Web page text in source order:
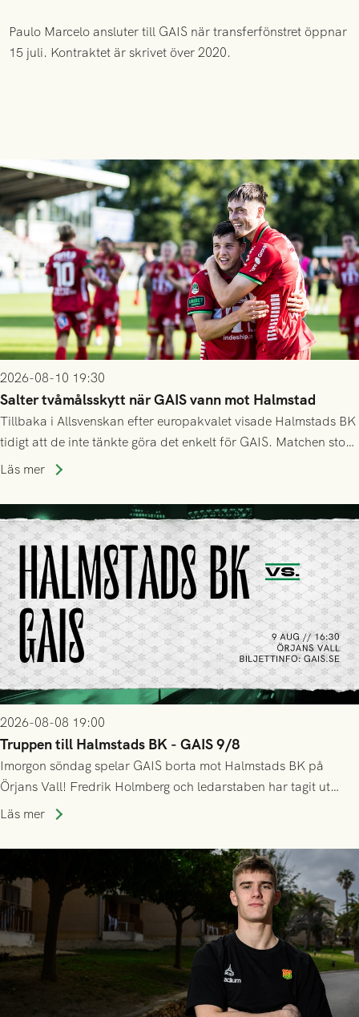
Paulo Marcelo ansluter till GAIS när transferfönstret öppnar
15 juli. Kontraktet är skrivet över 2020.
2026-08-10 19:30
Salter tvåmålsskytt när GAIS vann mot Halmstad
Tillbaka i Allsvenskan efter europakvalet visade Halmstads BK
tidigt att de inte tänkte göra det enkelt för GAIS. Matchen stod
och vägde större delar av första halvlek, men efter
fram och fick in två mål för att ge laget tre pinnar.
Läs mer
2026-08-08 19:00
Truppen till Halmstads BK - GAIS 9/8
Imorgon söndag spelar GAIS borta mot Halmstads BK på
Örjans Vall! Fredrik Holmberg och ledarstaben har tagit ut
följande trupp till matchen:
Läs mer